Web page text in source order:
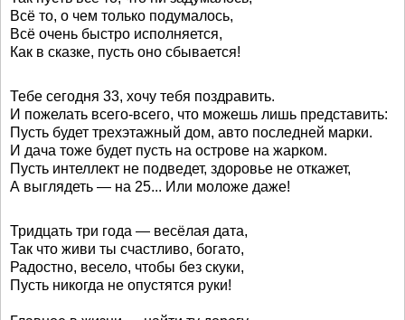
Всё то, о чем только подумалось,
Всё очень быстро исполняется,
Как в сказке, пусть оно сбывается!
Тебе сегодня 33, хочу тебя поздравить.
И пожелать всего-всего, что можешь лишь представить:
Пусть будет трехэтажный дом, авто последней марки.
И дача тоже будет пусть на острове на жарком.
Пусть интеллект не подведет, здоровье не откажет,
А выглядеть — на 25... Или моложе даже!
Тридцать три года — весёлая дата,
Так что живи ты счастливо, богато,
Радостно, весело, чтобы без скуки,
Пусть никогда не опустятся руки!